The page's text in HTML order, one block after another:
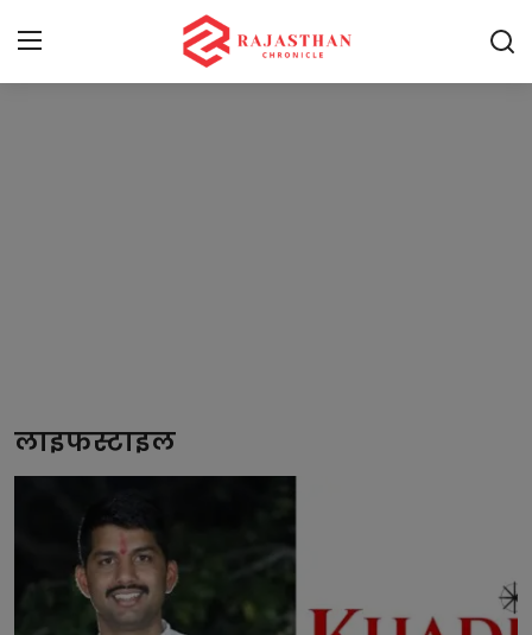
लाइफस्टाइल
बिजनेस
समाज-संस्कृति
लाइफस्टाइल